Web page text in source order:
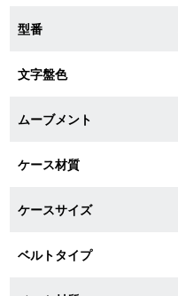
ラッピングサービス
腕時計サイズ調整サービス
店舗受け取りサービス
店舗取り寄せサービス
型番
文字盤色
ムーブメント
ケース材質
ケースサイズ
ベルトタイプ